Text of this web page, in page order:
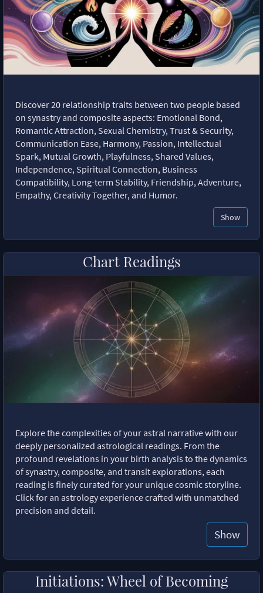
Discover 20 relationship traits between two people based
on synastry and composite aspects: Emotional Bond,
Romantic Attraction, Sexual Chemistry, Trust & Security,
Communication Ease, Harmony, Passion, Intellectual
Spark, Mutual Growth, Playfulness, Shared Values,
Independence, Spiritual Connection, Business
Compatibility, Long-term Stability, Friendship, Adventure,
Empathy, Creativity Together, and Humor.
Show
Chart Readings
Explore the complexities of your astral narrative with our
deeply personalized astrological readings. From the
profound revelations in your birth analysis to the dynamics
of synastry, composite, and transit explorations, each
reading is finely curated for your unique cosmic storyline.
Click for an astrology experience crafted with unmatched
precision and detail.
Show
Initiations: Wheel of Becoming